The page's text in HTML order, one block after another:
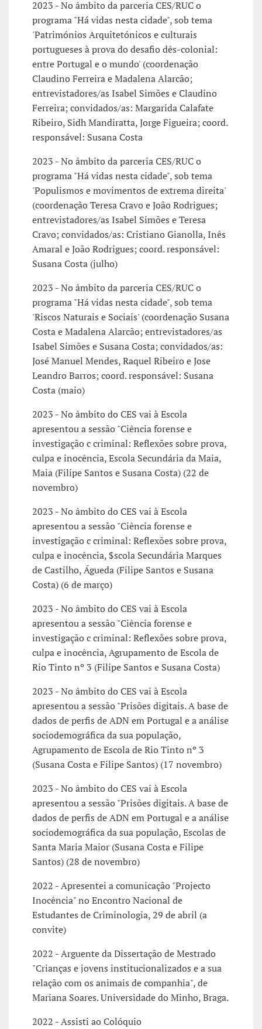
2023 - No âmbito da parceria CES/RUC o
programa "Há vidas nesta cidade", sob tema
'Patrimónios Arquitetónicos e culturais
portugueses à prova do desafio dês-colonial:
entre Portugal e o mundo' (coordenação
Claudino Ferreira e Madalena Alarcão;
entrevistadores/as Isabel Simões e Claudino
Ferreira; convidados/as: Margarida Calafate
Ribeiro, Sidh Mandiratta, Jorge Figueira; coord.
responsável: Susana Costa
2023 - No âmbito da parceria CES/RUC o
programa "Há vidas nesta cidade", sob tema
'Populismos e movimentos de extrema direita'
(coordenação Teresa Cravo e João Rodrigues;
entrevistadores/as Isabel Simões e Teresa
Cravo; convidados/as: Cristiano Gianolla, Inês
Amaral e João Rodrigues; coord. responsável:
Susana Costa (julho)
2023 - No âmbito da parceria CES/RUC o
programa "Há vidas nesta cidade", sob tema
'Riscos Naturais e Sociais' (coordenação Susana
Costa e Madalena Alarcão; entrevistadores/as
Isabel Simões e Susana Costa; convidados/as:
José Manuel Mendes, Raquel Ribeiro e Jose
Leandro Barros; coord. responsável: Susana
Costa (maio)
2023 - No âmbito do CES vai à Escola
apresentou a sessão "Ciência forense e
investigação c criminal: Reflexões sobre prova,
culpa e inocência, Escola Secundária da Maia,
Maia (Filipe Santos e Susana Costa) (22 de
novembro)
2023 - No âmbito do CES vai à Escola
apresentou a sessão "Ciência forense e
investigação c criminal: Reflexões sobre prova,
culpa e inocência, $scola Secundária Marques
de Castilho, Águeda (Filipe Santos e Susana
Costa) (6 de março)
2023 - No âmbito do CES vai à Escola
apresentou a sessão "Ciência forense e
investigação c criminal: Reflexões sobre prova,
culpa e inocência, Agrupamento de Escola de
Rio Tinto nº 3 (Filipe Santos e Susana Costa)
2023 - No âmbito do CES vai à Escola
apresentou a sessão "Prisões digitais. A base de
dados de perfis de ADN em Portugal e a análise
sociodemográfica da sua população,
Agrupamento de Escola de Rio Tinto nº 3
(Susana Costa e Filipe Santos) (17 novembro)
2023 - No âmbito do CES vai à Escola
apresentou a sessão "Prisões digitais. A base de
dados de perfis de ADN em Portugal e a análise
sociodemográfica da sua população, Escolas de
Santa Maria Maior (Susana Costa e Filipe
Santos) (28 de novembro)
2022 - Apresentei a comunicação "Projecto
Inocência" no Encontro Nacional de
Estudantes de Criminologia, 29 de abril (a
convite)
2022 - Arguente da Dissertação de Mestrado
"Crianças e jovens institucionalizados e a sua
relação com os animais de companhia", de
Mariana Soares. Universidade do Minho, Braga.
2022 - Assisti ao Colóquio